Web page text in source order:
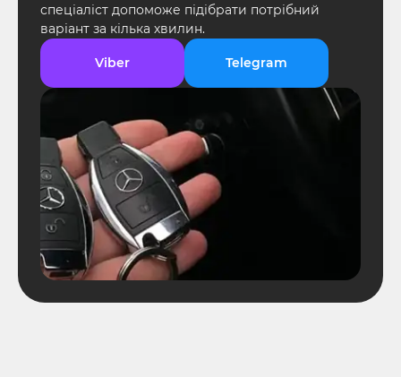
спеціаліст допоможе підібрати потрібний
варіант за кілька хвилин.
Viber Telegram